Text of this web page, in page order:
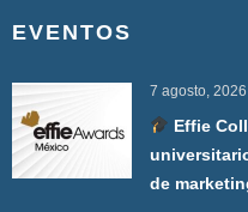
EVENTOS
7 agosto, 2026
Effie
de